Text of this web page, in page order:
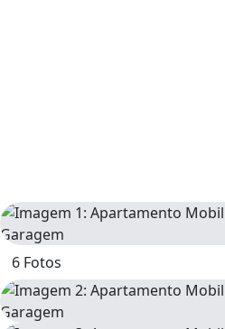
6 Fotos